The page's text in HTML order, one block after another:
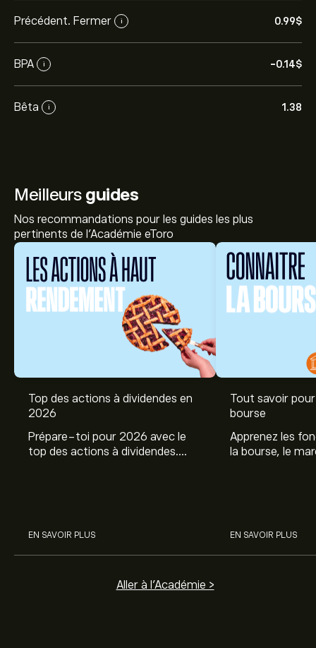
Précédent. Fermer i 0.99‎$‎
BPA i -0.14‎$‎
Bêta i 1.38
Meilleurs guides
Nos recommandations pour les guides les plus
pertinents de l'Académie eToro
Top des actions à dividendes en
2026
Prépare-toi pour 2026 avec le
top des actions à dividendes.
EN SAVOIR PLUS
Tout savoir
bourse
Apprenez les
la bourse, le
EN SAVOIR PLUS
Aller à l'Académie >